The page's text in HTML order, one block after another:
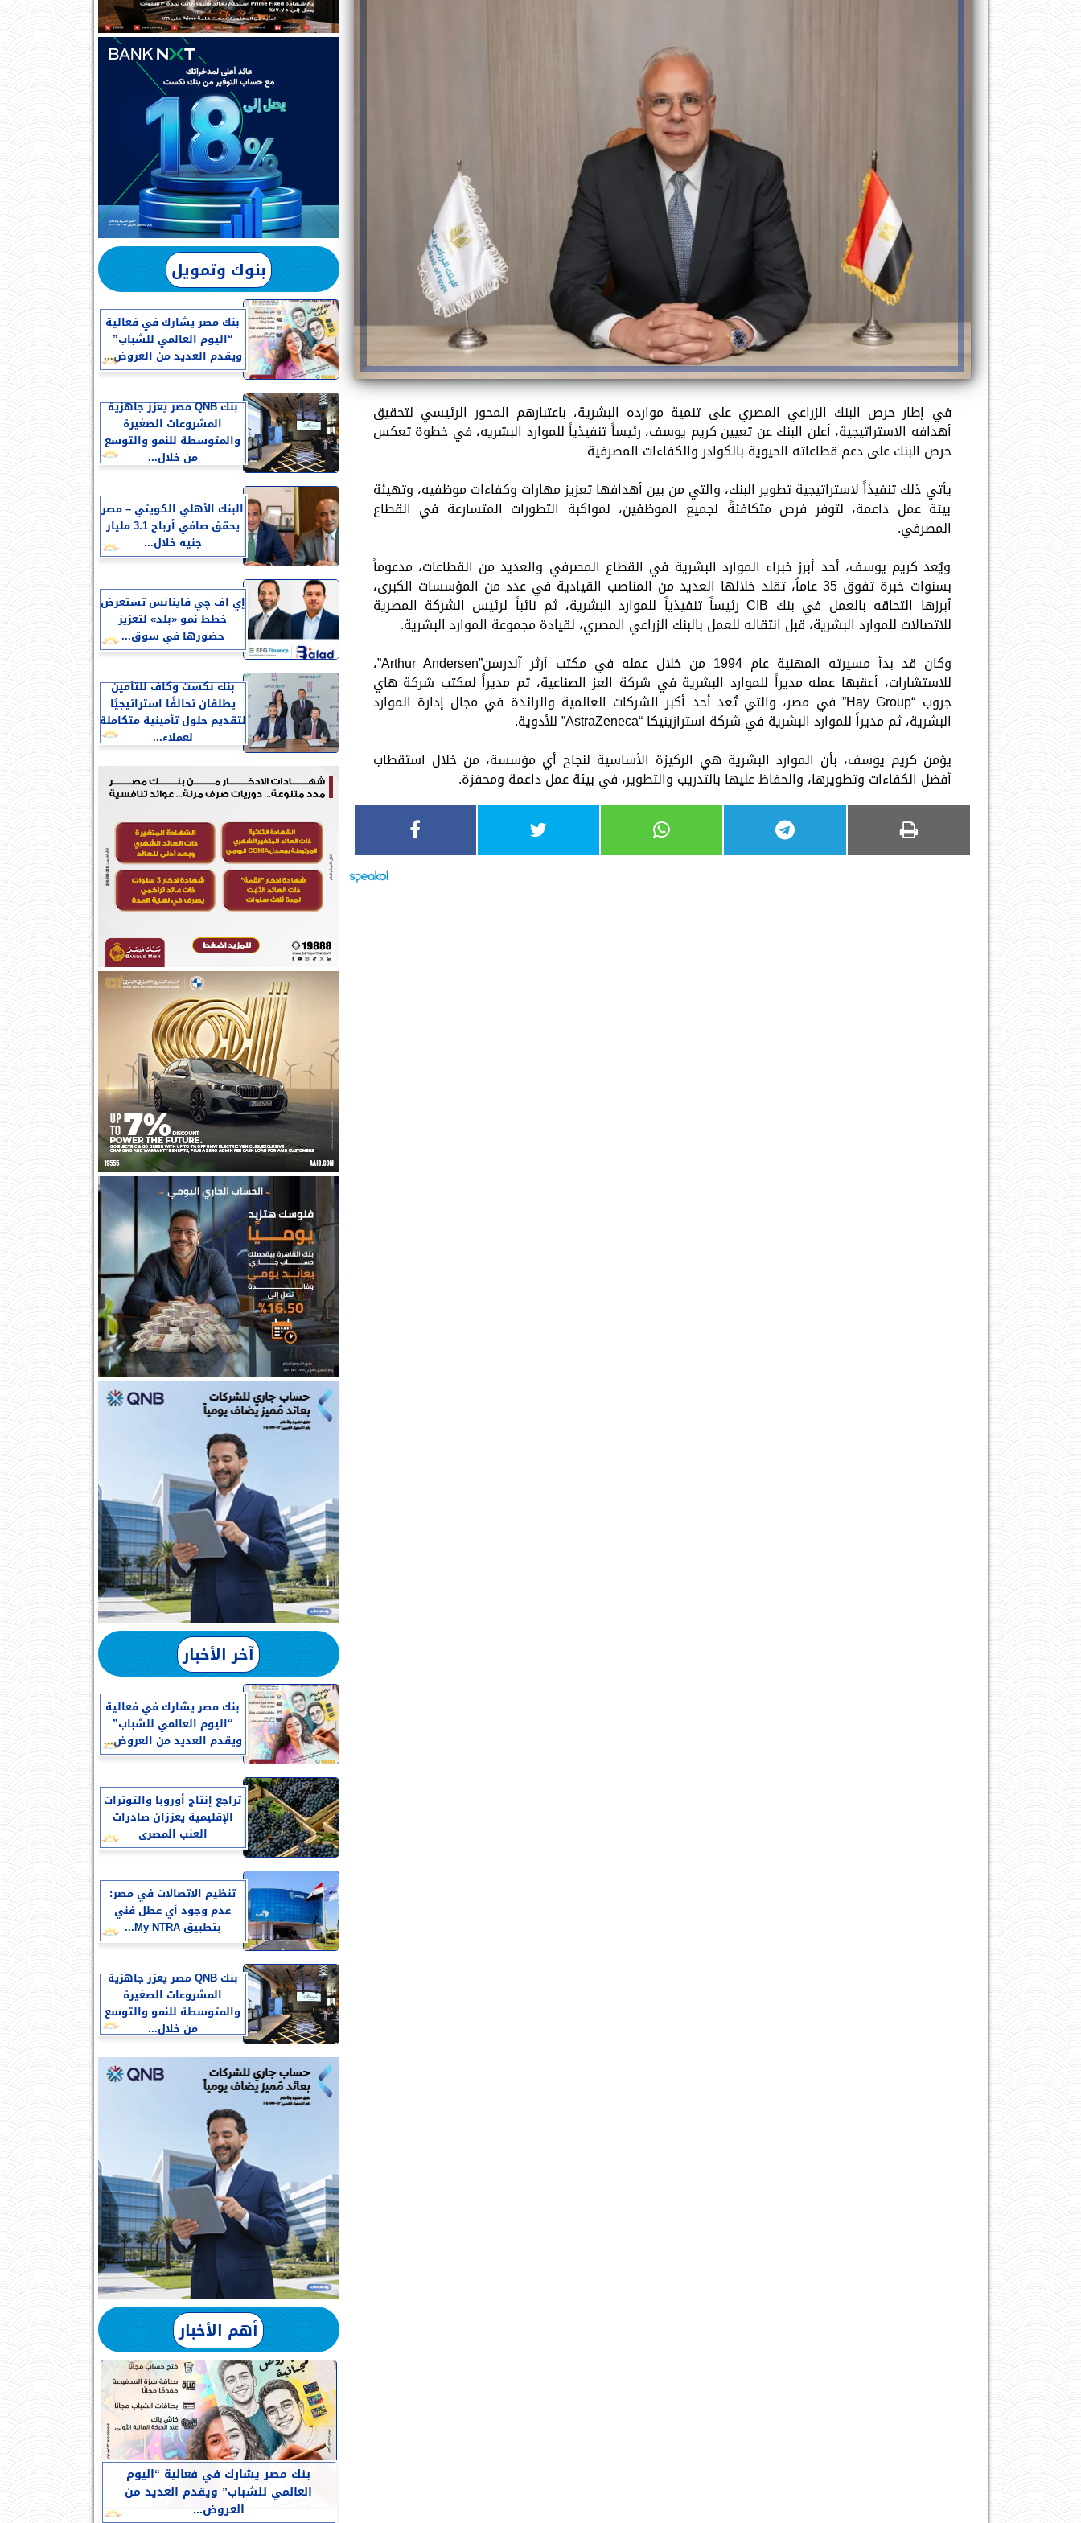
في إطار حرص البنك الزراعي المصري على تنمية موارده البشرية، باعتبارهم المحور الرئيسي لتحقيق
أهدافه الاستراتيجية، أعلن البنك عن تعيين كريم يوسف، رئيساً تنفيذياً للموارد البشريه، في خطوة تعكس
حرص البنك على دعم قطاعاته الحيوية بالكوادر والكفاءات المصرفية
يأتي ذلك تنفيذاً لاستراتيجية تطوير البنك، والتي من بين أهدافها تعزيز مهارات وكفاءات موظفيه، وتهيئة
بيئة عمل داعمة، لتوفر فرص متكافئةً لجميع الموظفين، لمواكبة التطورات المتسارعة في القطاع
المصرفي.
ويُعد كريم يوسف، أحد أبرز خبراء الموارد البشرية في القطاع المصرفي والعديد من القطاعات، مدعوماً
بسنوات خبرة تفوق 35 عاماً، تقلد خلالها العديد من المناصب القيادية في عدد من المؤسسات الكبرى،
أبرزها التحاقه بالعمل في بنك CIB رئيساً تنفيذياً للموارد البشرية، ثم نائباً لرئيس الشركة المصرية
للاتصالات للموارد البشرية، قبل انتقاله للعمل بالبنك الزراعي المصري، لقيادة مجموعة الموارد البشرية.
وكان قد بدأ مسيرته المهنية عام 1994 من خلال عمله في مكتب أرثر آندرسن”Arthur Andersen”،
للاستشارات، أعقبها عمله مديراً للموارد البشرية في شركة العز الصناعية، ثم مديراً لمكتب شركة هاي
جروب “Hay Group” في مصر، والتي تُعد أحد أكبر الشركات العالمية والرائدة في مجال إدارة الموارد
البشرية، ثم مديراً للموارد البشرية في شركة استرازينيكا “AstraZeneca” للأدوية.
يؤمن كريم يوسف، بأن الموارد البشرية هي الركيزة الأساسية لنجاح أي مؤسسة، من خلال استقطاب
أفضل الكفاءات وتطويرها، والحفاظ عليها بالتدريب والتطوير، في بيئة عمل داعمة ومحفزة.
بنوك وتمويل
بنك مصر يشارك في فعالية
“اليوم العالمي للشباب”
ويقدم العديد من العروض...
بنك QNB مصر يعزز جاهزية
المشروعات الصغيرة
والمتوسطة للنمو والتوسع
من خلال...
البنك الأهلي الكويتي – مصر
يحقق صافي أرباح 3.1 مليار
جنيه خلال...
إي اف چي فاينانس تستعرض
خطط نمو «بلد» لتعزيز
حضورها في سوق...
بنك نكست وكاف للتأمين
يطلقان تحالفًا استراتيجيًا
لتقديم حلول تأمينية متكاملة
لعملاء...
آخر الأخبار
بنك مصر يشارك في فعالية
“اليوم العالمي للشباب”
ويقدم العديد من العروض...
تراجع إنتاج أوروبا والتوترات
الإقليمية يعززان صادرات
العنب المصرى
تنظيم الاتصالات في مصر:
عدم وجود أي عطل فني
بتطبيق My NTRA...
بنك QNB مصر يعزز جاهزية
المشروعات الصغيرة
والمتوسطة للنمو والتوسع
من خلال...
أهم الأخبار
بنك مصر يشارك في فعالية “اليوم
العالمي للشباب” ويقدم العديد من
العروض...